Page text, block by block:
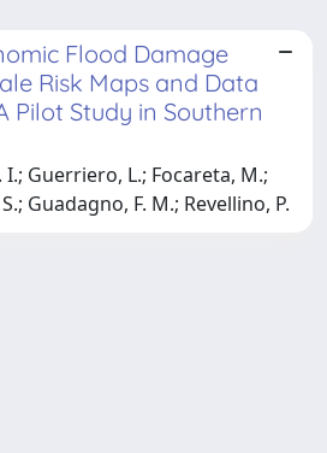
Flood Damage
Risk Maps and Data
Pilot Study in Southern
I.; Guerriero, L.; Focareta, M.;
Guadagno, F. M.; Revellino, P.